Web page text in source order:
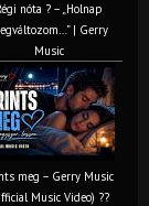
nóta ? – „Holnap
| Gerry
Music
meg – Gerry Music
Music Video) ??